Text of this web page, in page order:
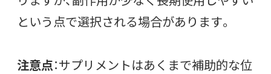
という点で選択される場合があります。
注意点：サプリメントはあくまで補助的な位